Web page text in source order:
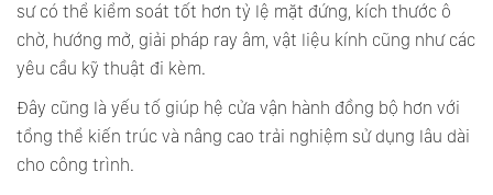
sư có thể kiểm soát tốt hơn tỷ lệ mặt đứng, kích thước ô
chờ, hướng mở, giải pháp ray âm, vật liệu kính cũng như các
yêu cầu kỹ thuật đi kèm.
Đây cũng là yếu tố giúp hệ cửa vận hành đồng bộ hơn với
tổng thể kiến trúc và nâng cao trải nghiệm sử dụng lâu dài
cho công trình.